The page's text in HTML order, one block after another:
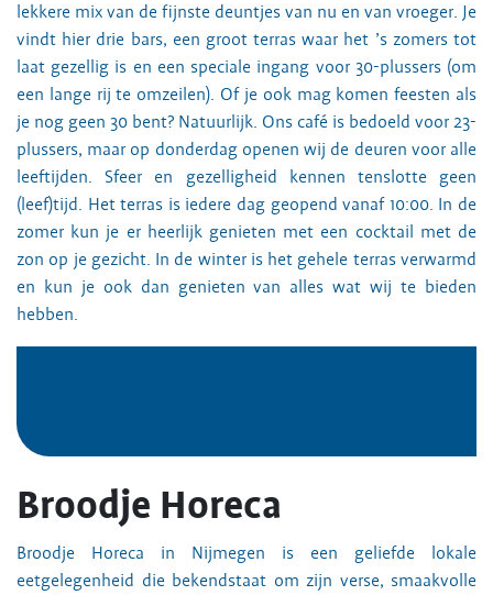
lekkere mix van de fijnste deuntjes van nu en van vroeger. Je
vindt hier drie bars, een groot terras waar het ’s zomers tot
laat gezellig is en een speciale ingang voor 30-plussers (om
een lange rij te omzeilen). Of je ook mag komen feesten als
je nog geen 30 bent? Natuurlijk. Ons café is bedoeld voor 23-
plussers, maar op donderdag openen wij de deuren voor alle
leeftijden. Sfeer en gezelligheid kennen tenslotte geen
(leef)tijd. Het terras is iedere dag geopend vanaf 10:00. In de
zomer kun je er heerlijk genieten met een cocktail met de
zon op je gezicht. In de winter is het gehele terras verwarmd
en kun je ook dan genieten van alles wat wij te bieden
hebben.
Broodje Horeca
Broodje Horeca in Nijmegen is een geliefde lokale
eetgelegenheid die bekendstaat om zijn verse, smaakvolle